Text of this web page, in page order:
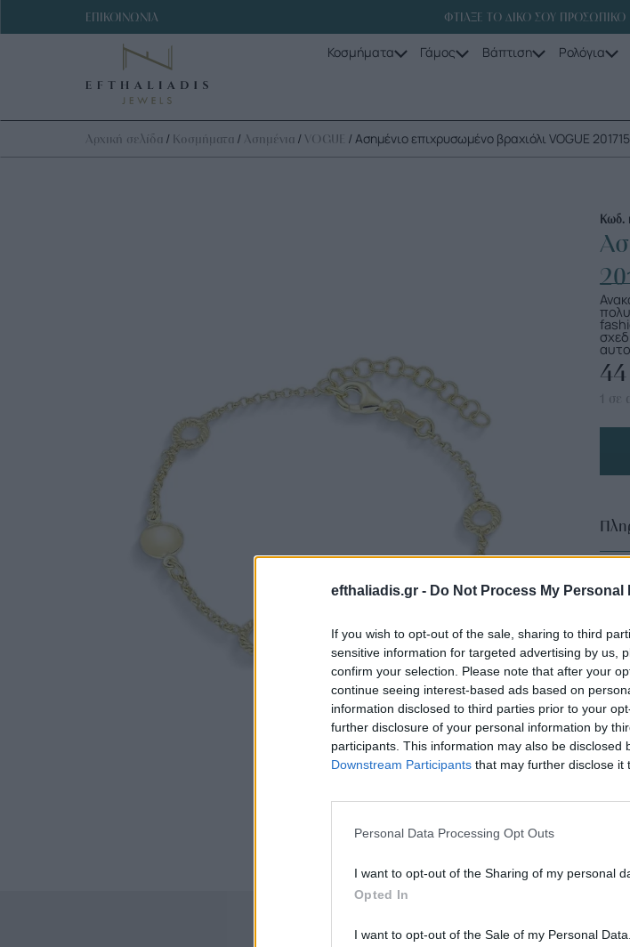
efthaliadis.gr - Do Not Process My Personal
If you wish to opt-out of the sale, sharing to third
sensitive information for targeted advertising by us,
confirm your selection. Please note that after your
continue seeing interest-based ads based on
information disclosed to third parties prior to your
further disclosure of your personal information by
participants. This information may also be disclosed
Downstream Participants that may further disclose it
Personal Data Processing Opt Outs
I want to opt-out of the Sharing of my personal
Opted In
I want to opt-out of the Sale of my Personal Data.
ΕΠΙΚΟΙΝΩΝΙΑ ΦΤΙΑΞΕ ΤΟ ΔΙΚΟ ΣΟΥ
Κοσμήματα Γάμος Βάπτιση Ρολόγια
Αρχική σελίδα / Κοσμήματα / Ασημένια / VOGUE / Ασημένιο επιχρυσωμένο βραχιόλι VOGUE
Κωδ.
44
1 σε